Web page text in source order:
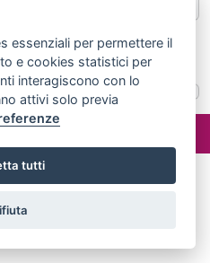
Articolo 168 quater»
essenziali per permettere il
e cookies statistici per
interagiscono con lo
attivi solo previa
tutti